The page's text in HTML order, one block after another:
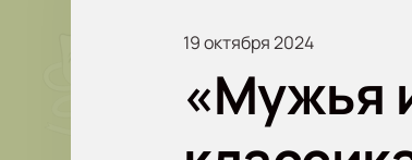
19 октября 2024
«Мужья